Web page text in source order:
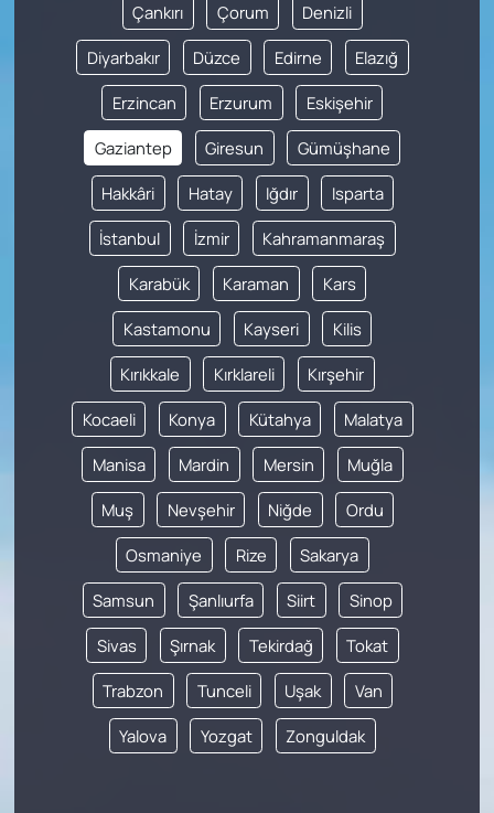
Çankırı Çorum Denizli
Diyarbakır Düzce Edirne Elazığ
Erzincan Erzurum Eskişehir
Gaziantep Giresun Gümüşhane
Hakkâri Hatay Iğdır Isparta
İstanbul İzmir Kahramanmaraş
Karabük Karaman Kars
Kastamonu Kayseri Kilis
Kırıkkale Kırklareli Kırşehir
Kocaeli Konya Kütahya Malatya
Manisa Mardin Mersin Muğla
Muş Nevşehir Niğde Ordu
Osmaniye Rize Sakarya
Samsun Şanlıurfa Siirt Sinop
Sivas Şırnak Tekirdağ Tokat
Trabzon Tunceli Uşak Van
Yalova Yozgat Zonguldak